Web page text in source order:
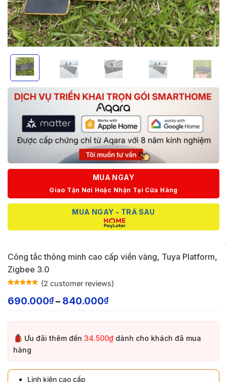
MUA NGAY
Giao Tận Nơi Hoặc Nhận Tại Cửa Hàng
MUA NGAY - TRẢ SAU
Công tắc thông minh cao cấp viền vàng, Tuya Platform,
Zigbee 3.0
of 5 based
on
customer
(2 customer reviews)
690.000₫– 840.000₫
Ưu đãi thêm đến 34.500₫ dành cho khách đã mua
hàng
Linh kiện cao cấp